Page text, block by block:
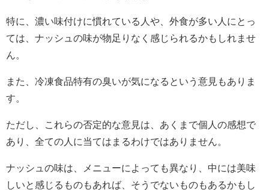
特に、濃い味付けに慣れている人や、外食が多い人にとっ
ては、ナッシュの味が物足りなく感じられるかもしれませ
ん。
また、冷凍食品特有の臭いが気になるという意見もありま
す。
ただし、これらの否定的な意見は、あくまで個人の感想で
あり、全ての人に当てはまるわけではありません。
ナッシュの味は、メニューによっても異なり、中には美味
しいと感じるものもあれば、そうでないものもあるかもし